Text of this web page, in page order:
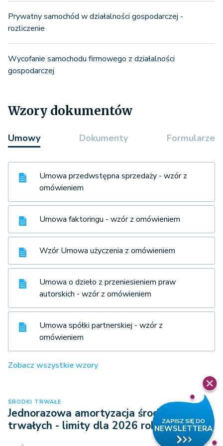
Prywatny samochód w działalności gospodarczej -
rozliczenie
Wycofanie samochodu firmowego z działalności
gospodarczej
Wzory dokumentów
Umowy Dokumenty Formularze
Umowa przedwstępna sprzedaży - wzór z
omówieniem
Umowa faktoringu - wzór z omówieniem
Wzór Umowa użyczenia z omówieniem
Umowa o dzieło z przeniesieniem praw
autorskich - wzór z omówieniem
Umowa spółki partnerskiej - wzór z
omówieniem
Zobacz wszystkie wzory
ŚRODKI TRWAŁE
Jednorazowa amortyzacja środków
trwałych - limity dla 2026 roku!